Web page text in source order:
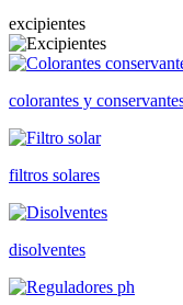
excipientes
colorantes y
filtros solares
disolventes